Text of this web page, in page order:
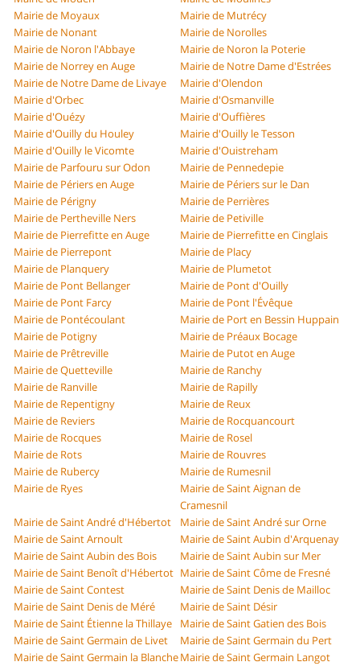
Mairie de Moyaux
Mairie de Mutrécy
Mairie de Nonant
Mairie de Norolles
Mairie de Noron l'Abbaye
Mairie de Noron la Poterie
Mairie de Norrey en Auge
Mairie de Notre Dame d'Estrées
Mairie de Notre Dame de Livaye
Mairie d'Olendon
Mairie d'Orbec
Mairie d'Osmanville
Mairie d'Ouézy
Mairie d'Ouffières
Mairie d'Ouilly du Houley
Mairie d'Ouilly le Tesson
Mairie d'Ouilly le Vicomte
Mairie d'Ouistreham
Mairie de Parfouru sur Odon
Mairie de Pennedepie
Mairie de Périers en Auge
Mairie de Périers sur le Dan
Mairie de Périgny
Mairie de Perrières
Mairie de Pertheville Ners
Mairie de Petiville
Mairie de Pierrefitte en Auge
Mairie de Pierrefitte en Cinglais
Mairie de Pierrepont
Mairie de Placy
Mairie de Planquery
Mairie de Plumetot
Mairie de Pont Bellanger
Mairie de Pont d'Ouilly
Mairie de Pont Farcy
Mairie de Pont l'Évêque
Mairie de Pontécoulant
Mairie de Port en Bessin Huppain
Mairie de Potigny
Mairie de Préaux Bocage
Mairie de Prêtreville
Mairie de Putot en Auge
Mairie de Quetteville
Mairie de Ranchy
Mairie de Ranville
Mairie de Rapilly
Mairie de Repentigny
Mairie de Reux
Mairie de Reviers
Mairie de Rocquancourt
Mairie de Rocques
Mairie de Rosel
Mairie de Rots
Mairie de Rouvres
Mairie de Rubercy
Mairie de Rumesnil
Mairie de Ryes
Mairie de Saint Aignan de
Cramesnil
Mairie de Saint André d'Hébertot
Mairie de Saint André sur Orne
Mairie de Saint Arnoult
Mairie de Saint Aubin d'Arquenay
Mairie de Saint Aubin des Bois
Mairie de Saint Aubin sur Mer
Mairie de Saint Benoît d'Hébertot Mairie de Saint Côme de Fresné
Mairie de Saint Contest
Mairie de Saint Denis de Mailloc
Mairie de Saint Denis de Méré
Mairie de Saint Désir
Mairie de Saint Étienne la Thillaye
Mairie de Saint Gatien des Bois
Mairie de Saint Germain de Livet
Mairie de Saint Germain du Pert
Mairie de Saint Germain la BlancheMairie de Saint Germain Langot